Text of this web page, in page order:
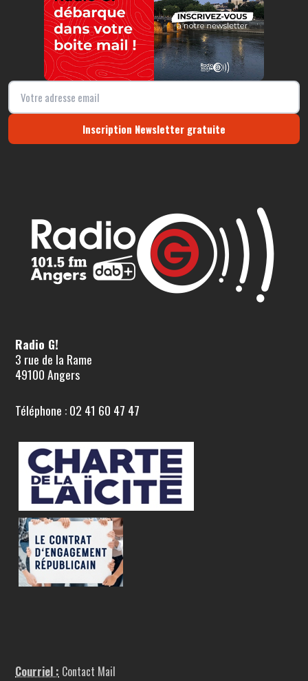
Inscription Newsletter gratuite
Radio G!
3 rue de la Rame
49100 Angers
Téléphone : 02 41 60 47 47
Courriel : Contact Mail